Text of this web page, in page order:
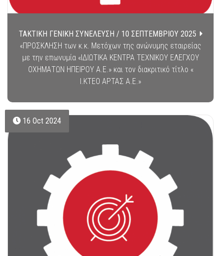
ΤΑΚΤΙΚΗ ΓΕΝΙΚΗ ΣΥΝΕΛΕΥΣΗ / 10 ΣΕΠΤΕΜΒΡΙΟΥ 2025
«ΠΡΟΣΚΛΗΣΗ των κ.κ. Μετόχων της ανώνυμης εταιρείας
με την επωνυμία «ΙΔΙΩΤΙΚΑ ΚΕΝΤΡΑ ΤΕΧΝΙΚΟΥ ΕΛΕΓΧΟΥ
ΟΧΗΜΑΤΩΝ ΗΠΕΙΡΟΥ Α.Ε.» και τον διακριτικό τίτλο «
Ι.ΚΤΕΟ ΑΡΤΑΣ Α.E.»
16 Oct 2024